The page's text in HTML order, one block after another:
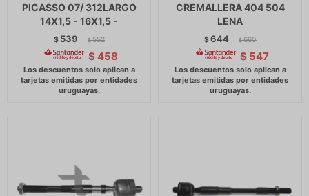
PICASSO 07/ 312LARGO
14X1,5 - 16X1,5 -
$ 539 $ 552
$ 458
CREMALLERA 404 504
LENA
$644 $ 660
$ 547